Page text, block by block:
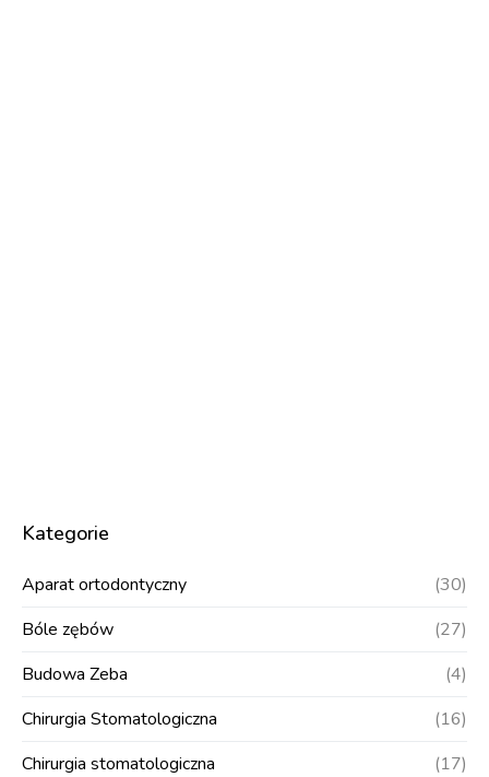
Kategorie
Aparat ortodontyczny
(30)
Bóle zębów
(27)
Budowa Zeba
(4)
Chirurgia Stomatologiczna
(16)
Chirurgia stomatologiczna
(17)